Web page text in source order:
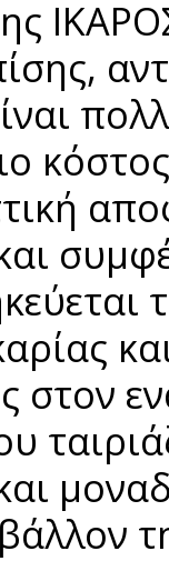
στον